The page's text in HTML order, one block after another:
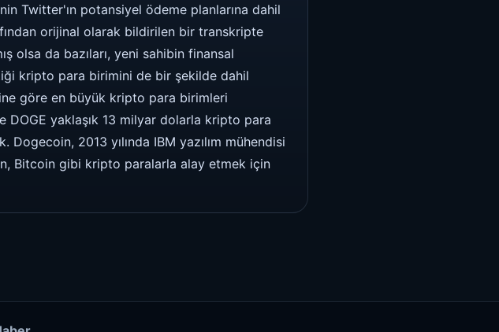
Twitter'ın potansiyel ödeme planlarına dahil
orijinal olarak bildirilen bir transkripte
olsa da bazıları, yeni sahibin finansal
kripto para birimini de bir şekilde dahil
göre en büyük kripto para birimleri
DOGE yaklaşık 13 milyar dolarla kripto para
2013 yılında IBM yazılım mühendisi
Bitcoin gibi kripto paralarla alay etmek için